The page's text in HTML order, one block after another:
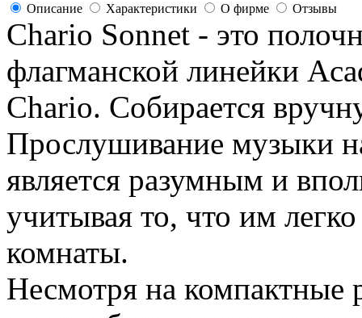
Описание Характеристики О фирме Отзывы
Chario Sonnet - это
флагманской линейки
Chario. Собирается
Прослушивание музыки
является разумным и
учитывая то, что им
комнаты.
Несмотря на компактные